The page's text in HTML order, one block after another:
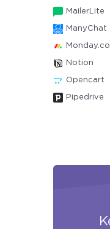
MailerLite
ManyChat
Notion
Opencart
Pipedrive